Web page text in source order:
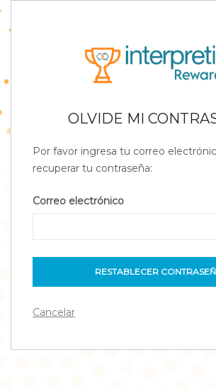
OLVIDE MI
Por favor ingresa tu correo
recuperar tu contraseña:
Correo electrónico
RESTABLECER
Cancelar